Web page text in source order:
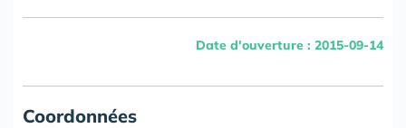
Date d'ouverture : 2015-09-14
Coordonnées